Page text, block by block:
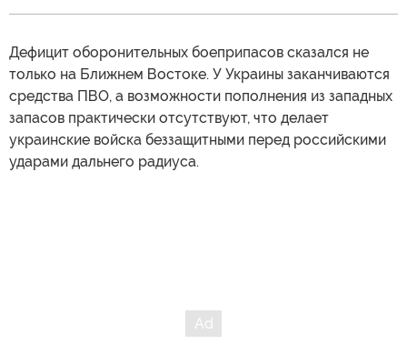
Дефицит оборонительных боеприпасов сказался не
только на Ближнем Востоке. У Украины заканчиваются
средства ПВО, а возможности пополнения из западных
запасов практически отсутствуют, что делает
украинские войска беззащитными перед российскими
ударами дальнего радиуса.